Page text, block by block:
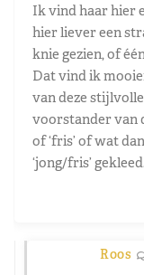
Ik vind haar hier
hier liever een
knie gezien, of
Dat vind ik
van deze
voorstander van
of ‘fris’ of wat
‘jong/fris’
Roos